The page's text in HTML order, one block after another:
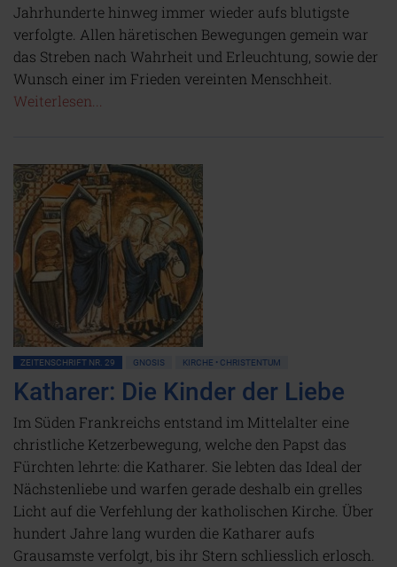
Jahrhunderte hinweg immer wieder aufs blutigste
verfolgte. Allen häretischen Bewegungen gemein war
das Streben nach Wahrheit und Erleuchtung, sowie der
Wunsch einer im Frieden vereinten Menschheit.
Weiterlesen...
ZEITENSCHRIFT NR. 29 GNOSIS KIRCHE • CHRISTENTUM
Katharer: Die Kinder der Liebe
Im Süden Frankreichs entstand im Mittelalter eine
christliche Ketzerbewegung, welche den Papst das
Fürchten lehrte: die Katharer. Sie lebten das Ideal der
Nächstenliebe und warfen gerade deshalb ein grelles
Licht auf die Verfehlung der katholischen Kirche. Über
hundert Jahre lang wurden die Katharer aufs
Grausamste verfolgt, bis ihr Stern schliesslich erlosch.